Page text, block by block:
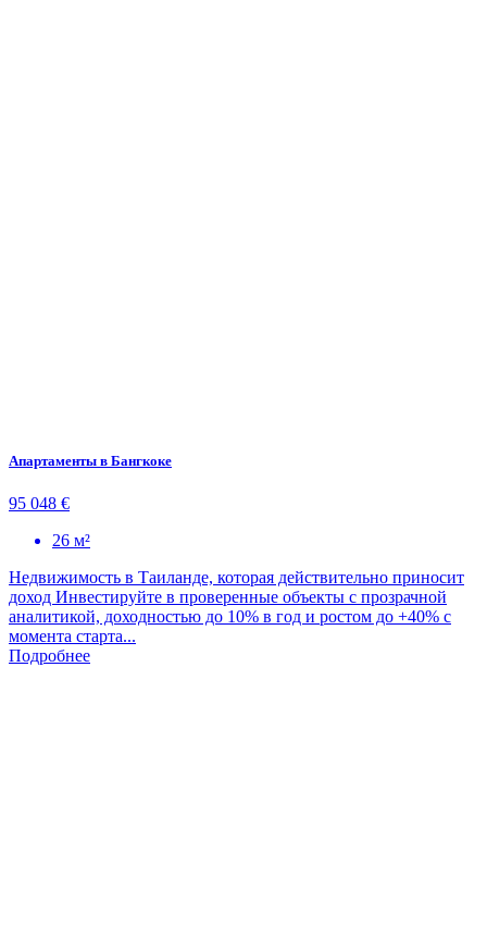
Апартаменты в Бангкоке
95 048 €
26 м²
Недвижимость в Таиланде, которая действительно приносит
доход Инвестируйте в проверенные объекты с прозрачной
аналитикой, доходностью до 10% в год и ростом до +40% с
момента старта...
Подробнее